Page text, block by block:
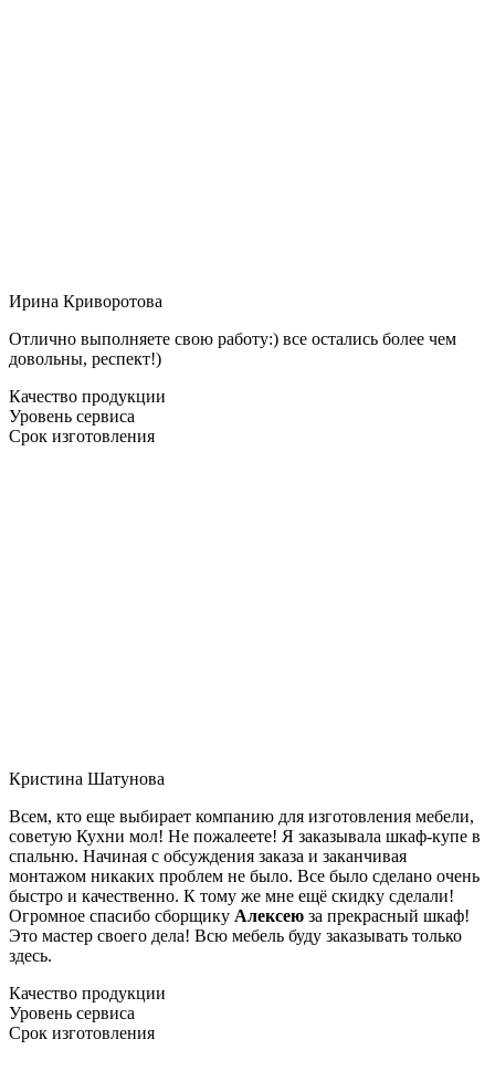
Ирина Криворотова
Отлично выполняете свою работу:) все остались более чем
довольны, респект!)
Качество продукции
Уровень сервиса
Срок изготовления
Кристина Шатунова
Всем, кто еще выбирает компанию для изготовления мебели,
советую Кухни мол! Не пожалеете! Я заказывала шкаф-купе в
спальню. Начиная с обсуждения заказа и заканчивая
монтажом никаких проблем не было. Все было сделано очень
быстро и качественно. К тому же мне ещё скидку сделали!
Огромное спасибо сборщику Алексею за прекрасный шкаф!
Это мастер своего дела! Всю мебель буду заказывать только
здесь.
Качество продукции
Уровень сервиса
Срок изготовления